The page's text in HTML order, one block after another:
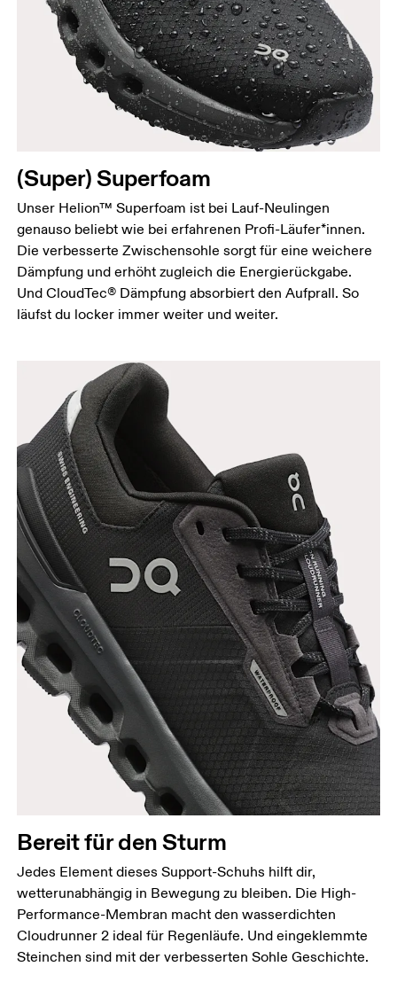
(Super) Superfoam
Unser Helion™ Superfoam ist bei Lauf-Neulingen
genauso beliebt wie bei erfahrenen Profi-Läufer*innen.
Die verbesserte Zwischensohle sorgt für eine weichere
Dämpfung und erhöht zugleich die Energierückgabe.
Und CloudTec® Dämpfung absorbiert den Aufprall. So
läufst du locker immer weiter und weiter.
Bereit für den Sturm
Jedes Element dieses Support-Schuhs hilft dir,
wetterunabhängig in Bewegung zu bleiben. Die High-
Performance-Membran macht den wasserdichten
Cloudrunner 2 ideal für Regenläufe. Und eingeklemmte
Steinchen sind mit der verbesserten Sohle Geschichte.